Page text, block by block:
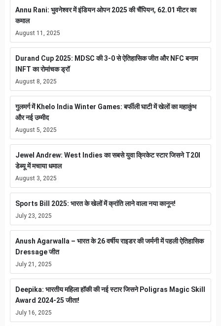
Annu Rani: भुवनेश्वर में इंडियन ओपन 2025 की चैंपियन, 62.01 मीटर का
कमाल
August 11, 2025
Durand Cup 2025: MDSC की 3-0 से ऐतिहासिक जीत और NFC बनाम
INFT का रोमांचक ड्रॉ
August 8, 2025
गुलमर्ग में Khelo India Winter Games: बर्फीली घाटी में खेलों का महाकुंभ
और नई उम्मीद
August 5, 2025
Jewel Andrew: West Indies का सबसे युवा क्रिकेट स्टार जिसने T20I
डेब्यू में मचाया धमाल
August 3, 2025
Sports Bill 2025: भारत के खेलों में क्रांति लाने वाला नया कानून!
July 23, 2025
Anush Agarwalla – भारत के 26 वर्षीय राइडर की जर्मनी में पहली ऐतिहासिक
Dressage जीत
July 21, 2025
Deepika: भारतीय महिला हॉकी की नई स्टार जिसने Poligras Magic Skill
Award 2024-25 जीता!
July 16, 2025